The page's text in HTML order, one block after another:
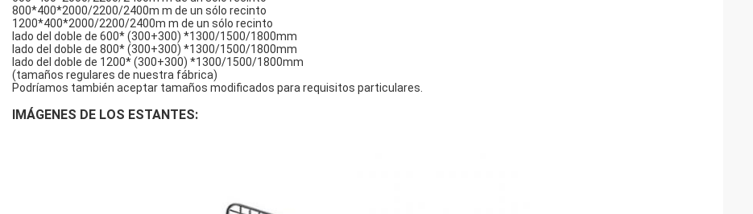
800*400*2000/2200/2400m m de un sólo recinto
1200*400*2000/2200/2400m m de un sólo recinto
lado del doble de 600* (300+300) *1300/1500/1800mm
lado del doble de 800* (300+300) *1300/1500/1800mm
lado del doble de 1200* (300+300) *1300/1500/1800mm
(tamaños regulares de nuestra fábrica)
Podríamos también aceptar tamaños modificados para requisitos particulares.
IMÁGENES DE LOS ESTANTES: